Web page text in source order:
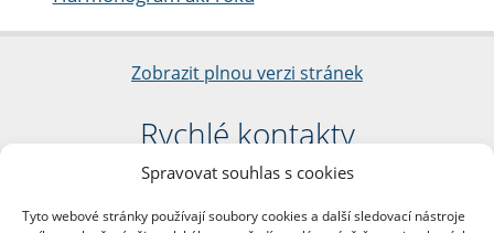
Spravovat souhlas s cookies
Tyto webové stránky používají soubory cookies a další sledovací nástroje
Zobrazit plnou verzi stránek
Rychlé kontakty
Filozofická fakulta
nám. Jana Palacha 1/2